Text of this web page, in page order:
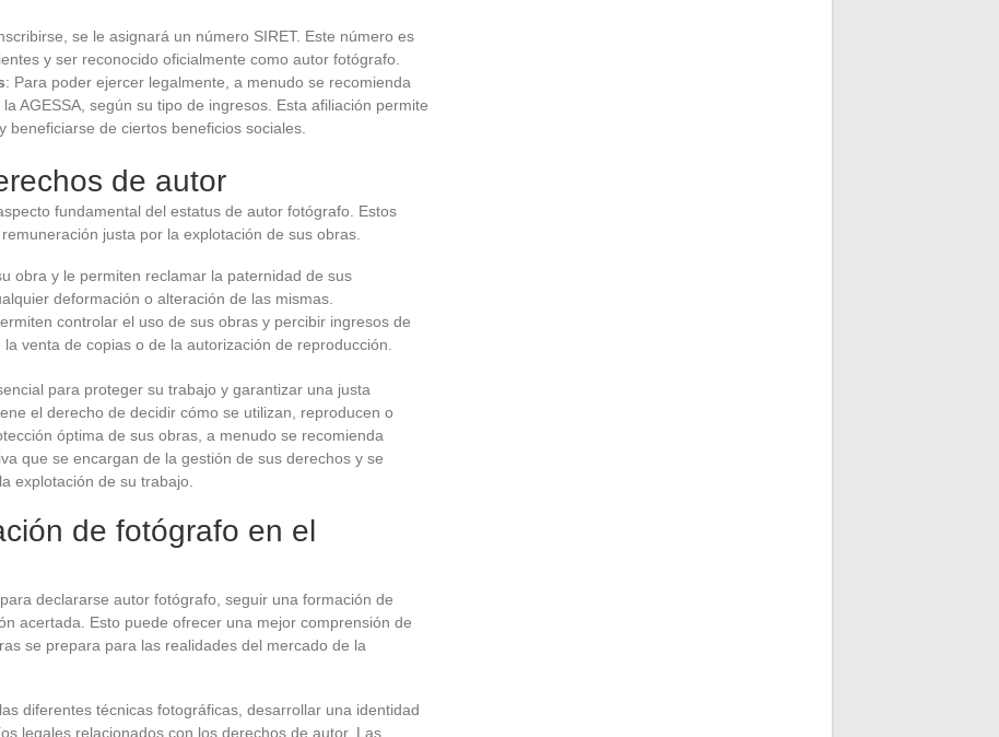
se le asignará un número SIRET. Este número es
y ser reconocido oficialmente como autor fotógrafo.
: Para poder ejercer legalmente, a menudo se recomienda
AGESSA, según su tipo de ingresos. Esta afiliación permite
beneficiarse de ciertos beneficios sociales.
de autor
fundamental del estatus de autor fotógrafo. Estos
justa por la explotación de sus obras.
obra y le permiten reclamar la paternidad de sus
deformación o alteración de las mismas.
controlar el uso de sus obras y percibir ingresos de
venta de copias o de la autorización de reproducción.
para proteger su trabajo y garantizar una justa
el derecho de decidir cómo se utilizan, reproducen o
óptima de sus obras, a menudo se recomienda
que se encargan de la gestión de sus derechos y se
explotación de su trabajo.
de fotógrafo en el
declararse autor fotógrafo, seguir una formación de
acertada. Esto puede ofrecer una mejor comprensión de
se prepara para las realidades del mercado de la
diferentes técnicas fotográficas, desarrollar una identidad
legales relacionados con los derechos de autor. Las